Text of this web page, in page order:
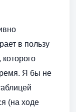
в пользу
Я бы не
(на ходе